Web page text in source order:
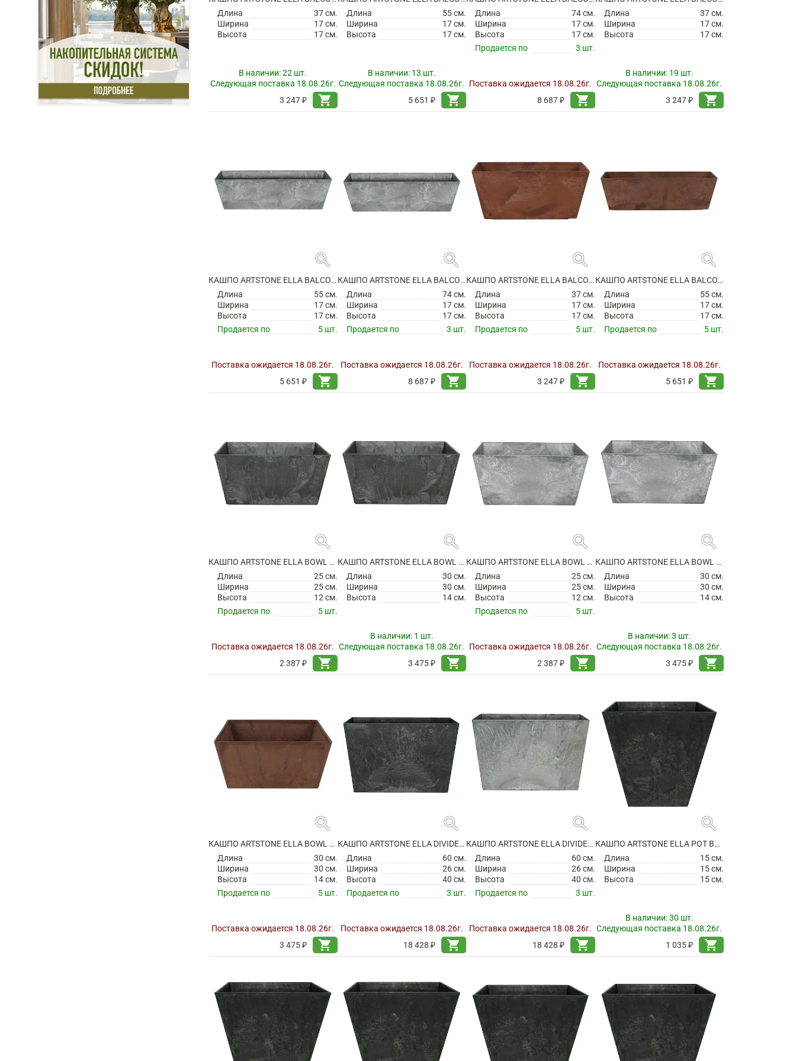
Длина
37 см.
Ширина
17 см.
Высота
17 см.
В наличии:22 шт.
Следующая поставка 18.08.26г.
3 247 ₽
shopping_cart
Длина
55 см.
Ширина
17 см.
Высота
17 см.
В наличии: 13 шт.
Следующая поставка 18.08.26г.
5 651 ₽
shopping_cart
Длина
74 см.
Ширина
17 см.
Высота
17 см.
Продается по
3 шт.
Поставка ожидается 18.08.26г.
8 687 ₽
shopping_cart
Длина
37 см.
Ширина
17 см.
Высота
17 см.
В наличии: 19 шт.
Следующая поставка 18.08.26г.
3 247 ₽
shopping_cart
search
КАШПО ARTSTONE ELLA BALCONY GREY
Длина
55 см.
Ширина
17 см.
Высота
17 см.
Продается по
5 шт.
Поставка ожидается 18.08.26г.
5 651 ₽
shopping_cart
search
КАШПО ARTSTONE ELLA BALCONY GREY
Длина
74 см.
Ширина
17 см.
Высота
17 см.
Продается по
3 шт.
Поставка ожидается 18.08.26г.
8 687 ₽
shopping_cart
search
КАШПО ARTSTONE ELLA BALCONY OAK
Длина
37 см.
Ширина
17 см.
Высота
17 см.
Продается по
5 шт.
Поставка ожидается 18.08.26г.
3 247 ₽
shopping_cart
search
КАШПО ARTSTONE ELLA BALCONY OAK
Длина
55 см.
Ширина
17 см.
Высота
17 см.
Продается по
5 шт.
Поставка ожидается 18.08.26г.
5 651 ₽
shopping_cart
search
КАШПО ARTSTONE ELLA BOWL BLACK
Длина
25 см.
Ширина
25 см.
Высота
12 см.
Продается по
5 шт.
Поставка ожидается 18.08.26г.
2 387 ₽
shopping_cart
search
КАШПО ARTSTONE ELLA BOWL BLACK
Длина
30 см.
Ширина
30 см.
Высота
14 см.
В наличии: 1 шт.
Следующая поставка 18.08.26г.
3 475 ₽
shopping_cart
search
КАШПО ARTSTONE ELLA BOWL GREY
Длина
25 см.
Ширина
25 см.
Высота
12 см.
Продается по
5 шт.
Поставка ожидается 18.08.26г.
2 387 ₽
shopping_cart
search
КАШПО ARTSTONE ELLA BOWL GREY
Длина
30 см.
Ширина
30 см.
Высота
14 см.
В наличии:3 шт.
Следующая поставка 18.08.26г.
3 475 ₽
shopping_cart
search
КАШПО ARTSTONE ELLA BOWL OAK
Длина
30 см.
Ширина
30 см.
Высота
14 см.
Продается по
5 шт.
Поставка ожидается 18.08.26г.
3 475 ₽
shopping_cart
search
КАШПО ARTSTONE ELLA DIVIDER BLACK
Длина
60 см.
Ширина
26 см.
Высота
40 см.
Продается по
3 шт.
Поставка ожидается 18.08.26г.
18 428 ₽
shopping_cart
search
КАШПО ARTSTONE ELLA DIVIDER GREY
Длина
60 см.
Ширина
26 см.
Высота
40 см.
Продается по
3 шт.
Поставка ожидается 18.08.26г.
18 428 ₽
shopping_cart
search
КАШПО ARTSTONE ELLA POT BLACK
Длина
15 см.
Ширина
15 см.
Высота
15 см.
В наличии:30 шт.
Следующая поставка 18.08.26г.
1 035 ₽
shopping_cart